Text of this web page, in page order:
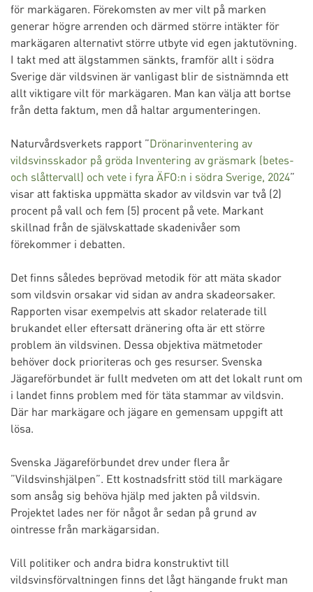
för markägaren. Förekomsten av mer vilt på marken
generar högre arrenden och därmed större intäkter för
markägaren alternativt större utbyte vid egen jaktutövning.
I takt med att älgstammen sänkts, framför allt i södra
Sverige där vildsvinen är vanligast blir de sistnämnda ett
allt viktigare vilt för markägaren. Man kan välja att bortse
från detta faktum, men då haltar argumenteringen.
Naturvårdsverkets rapport ”Drönarinventering av
vildsvinsskador på gröda Inventering av gräsmark (betes-
och slåttervall) och vete i fyra ÄFO:n i södra Sverige, 2024”
visar att faktiska uppmätta skador av vildsvin var två (2)
procent på vall och fem (5) procent på vete. Markant
skillnad från de självskattade skadenivåer som
förekommer i debatten.
Det finns således beprövad metodik för att mäta skador
som vildsvin orsakar vid sidan av andra skadeorsaker.
Rapporten visar exempelvis att skador relaterade till
brukandet eller eftersatt dränering ofta är ett större
problem än vildsvinen. Dessa objektiva mätmetoder
behöver dock prioriteras och ges resurser. Svenska
Jägareförbundet är fullt medveten om att det lokalt runt om
i landet finns problem med för täta stammar av vildsvin.
Där har markägare och jägare en gemensam uppgift att
lösa.
Svenska Jägareförbundet drev under flera år
”Vildsvinshjälpen”. Ett kostnadsfritt stöd till markägare
som ansåg sig behöva hjälp med jakten på vildsvin.
Projektet lades ner för något år sedan på grund av
ointresse från markägarsidan.
Vill politiker och andra bidra konstruktivt till
vildsvinsförvaltningen finns det lågt hängande frukt man